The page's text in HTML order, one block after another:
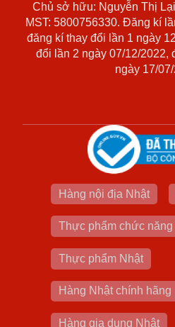
Chủ sở hữu: Nguyễn Thị
MST: 5800756330. Đăng kí
đăng kí thay đổi lần 1 ngày
đổi lần 2 ngày 07/12/2022,
ngày 17/
Hàng nội địa Nhật
Thực phẩm chức năng
Thực phẩm Nhật
Hàng Nhật chính hãng
Hàng gia dụng Nhật